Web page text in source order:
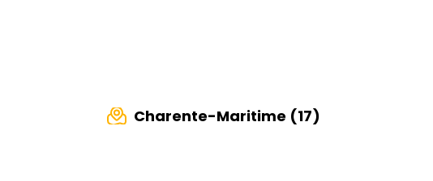
Charente-Maritime (17)